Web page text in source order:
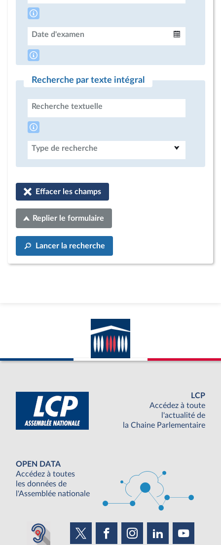
Date d'examen
Recherche par texte intégral
Recherche textuelle
Type de recherche
Effacer les champs
Replier le formulaire
Lancer la recherche
LCP
Accédez à toute
l'actualité de
la Chaine Parlementaire
OPEN DATA
Accédez à toutes
les données de
l'Assemblée nationale